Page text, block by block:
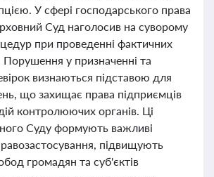
У сфері господарського права
Суд наголосив на суворому
при проведенні фактичних
у призначенні та
визнаються підставою для
що захищає права підприємців
контролюючих органів. Ці
Суду формують важливі
підвищують
громадян та суб'єктів